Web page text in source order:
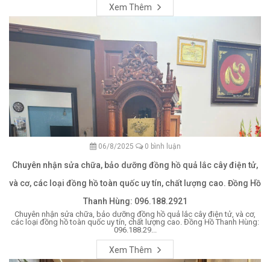
Xem Thêm
06/8/2025 0 bình luận
Chuyên nhận sửa chữa, bảo dưỡng đồng hồ quả lắc cây điện tử,
và cơ, các loại đồng hồ toàn quốc uy tín, chất lượng cao. Đồng Hồ
Thanh Hùng: 096.188.2921
Chuyên nhận sửa chữa, bảo dưỡng đồng hồ quả lắc cây điện tử, và cơ,
các loại đồng hồ toàn quốc uy tín, chất lượng cao. Đồng Hồ Thanh Hùng:
096.188.29...
Xem Thêm